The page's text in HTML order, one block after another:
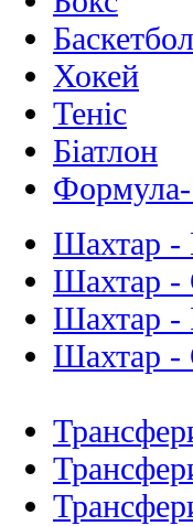
Баскетбол
Хокей
Теніс
Біатлон
Формула-
Шахтар -
Шахтар -
Шахтар -
Шахтар -